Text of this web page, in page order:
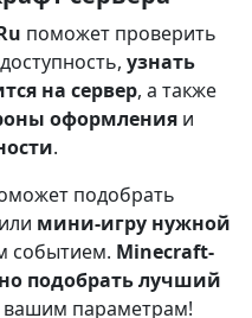
поможет проверить
узнать
на сервер, а также
оформления и
.
подобрать
или мини-игру нужной
событием. Minecraft-
подобрать лучший
вашим параметрам!